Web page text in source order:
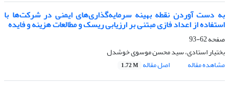
به دست آوردن نقطه بهینه سرمایه‌گذاری‌های ایمنی در شرکت‌ها با
استفاده از اعداد فازی مبتنی بر ارزیابی ریسک و مطالعات هزینه و فایده
صفحه62-93
بختیار استادی، سید محسن موسوی خوشدل
مشاهده مقاله
اصل مقاله 1.72 M